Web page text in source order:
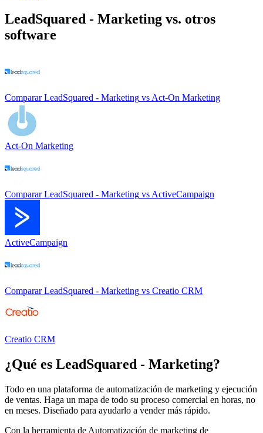
LeadSquared - Marketing vs. otros
software
Comparar LeadSquared - Marketing vs Act-On Marketing
Act-On Marketing
Comparar LeadSquared - Marketing vs ActiveCampaign
ActiveCampaign
Comparar LeadSquared - Marketing vs Creatio CRM
Creatio CRM
¿Qué es LeadSquared - Marketing?
Todo en una plataforma de automatización de marketing y ejecución
de ventas. Haga un mapa de todo su proceso comercial en horas, no
en meses. Diseñado para ayudarlo a vender más rápido.
Con la herramienta de Automatización de marketing de